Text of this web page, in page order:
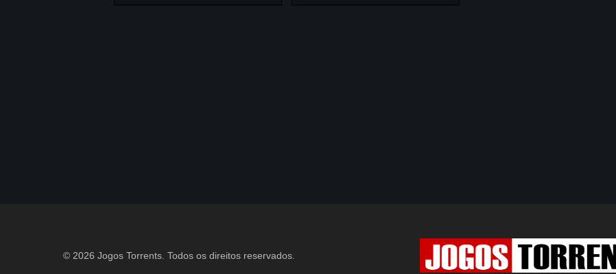
© 2026 Jogos Torrents. Todos os direitos reservados.